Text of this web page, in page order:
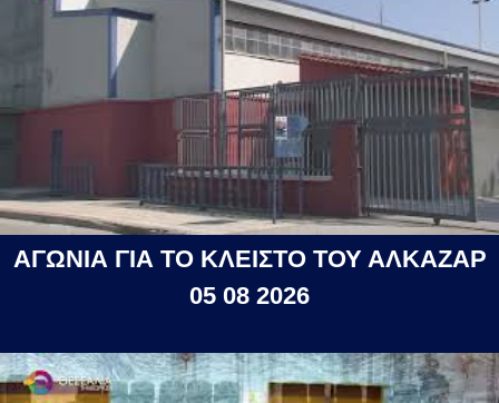
ΑΓΩΝΙΑ ΓΙΑ ΤΟ ΚΛΕΙΣΤΟ ΤΟΥ ΑΛΚΑΖΑΡ
05 08 2026